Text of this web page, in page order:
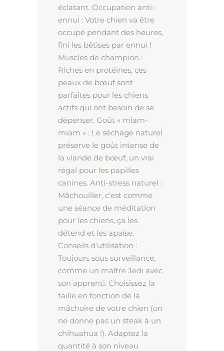
éclatant. Occupation anti-
ennui : Votre chien va être
occupé pendant des heures,
fini les bêtises par ennui !
Muscles de champion :
Riches en protéines, ces
peaux de bœuf sont
parfaites pour les chiens
actifs qui ont besoin de se
dépenser. Goût « miam-
miam » : Le séchage naturel
préserve le goût intense de
la viande de bœuf, un vrai
régal pour les papilles
canines. Anti-stress naturel :
Mâchouiller, c’est comme
une séance de méditation
pour les chiens, ça les
détend et les apaise.
Conseils d’utilisation :
Toujours sous surveillance,
comme un maître Jedi avec
son apprenti. Choisissez la
taille en fonction de la
mâchoire de votre chien (on
ne donne pas un steak à un
chihuahua !). Adaptez la
quantité à son niveau